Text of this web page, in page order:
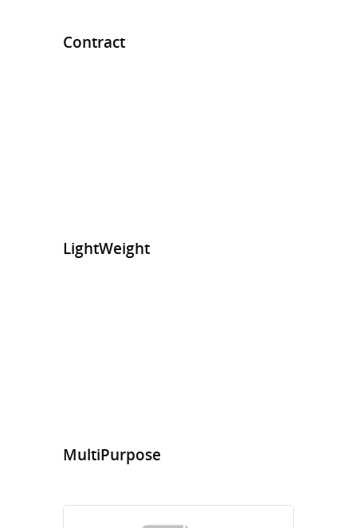
Contract
LightWeight
MultiPurpose